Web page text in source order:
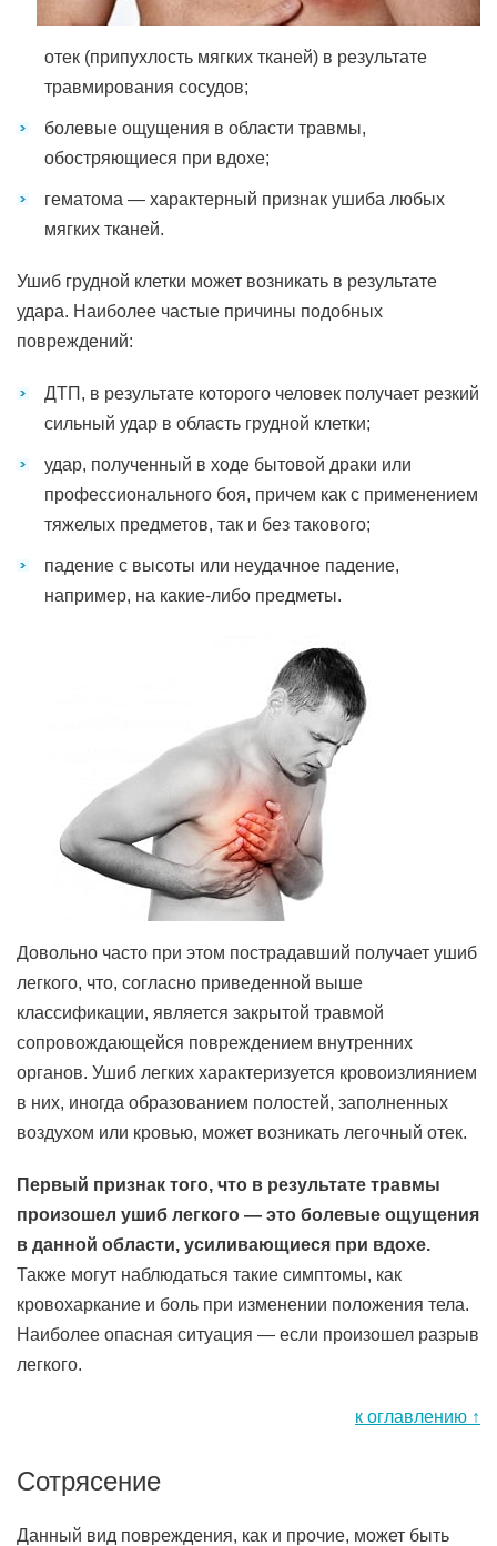
отек (припухлость мягких тканей) в результате
травмирования сосудов;
болевые ощущения в области травмы,
обостряющиеся при вдохе;
гематома — характерный признак ушиба любых
мягких тканей.
Ушиб грудной клетки может возникать в результате
удара. Наиболее частые причины подобных
повреждений:
ДТП, в результате которого человек получает резкий
сильный удар в область грудной клетки;
удар, полученный в ходе бытовой драки или
профессионального боя, причем как с применением
тяжелых предметов, так и без такового;
падение с высоты или неудачное падение,
например, на какие-либо предметы.
Довольно часто при этом пострадавший получает ушиб
легкого, что, согласно приведенной выше
классификации, является закрытой травмой
сопровождающейся повреждением внутренних
органов. Ушиб легких характеризуется кровоизлиянием
в них, иногда образованием полостей, заполненных
воздухом или кровью, может возникать легочный отек.
Первый признак того, что в результате травмы
произошел ушиб легкого — это болевые ощущения
в данной области, усиливающиеся при вдохе.
Также могут наблюдаться такие симптомы, как
кровохаркание и боль при изменении положения тела.
Наиболее опасная ситуация — если произошел разрыв
легкого.
к оглавлению ↑
Сотрясение
Данный вид повреждения, как и прочие, может быть